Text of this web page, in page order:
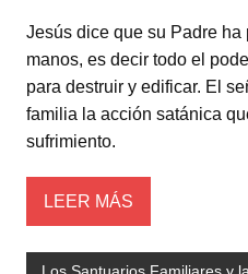
Jesús dice que su Padre ha
manos, es decir todo el
para destruir y edificar. El
familia la acción satánica
sufrimiento.
LEER MÁS